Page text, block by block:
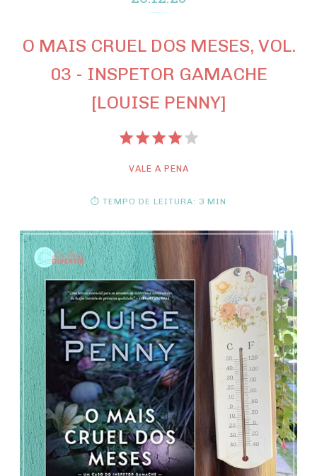
O MAIS CRUEL DOS MESES, VOL.
03 - INSPETOR GAMACHE
[LOUISE PENNY]
VALE A PENA
⏱ TEMPO DE LEITURA: 3 MIN